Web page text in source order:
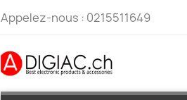
Appelez-nous : 0215511649